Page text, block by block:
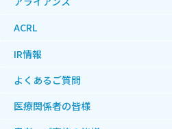
ACRL
IR情報
よくあるご質問
医療関係者の皆様